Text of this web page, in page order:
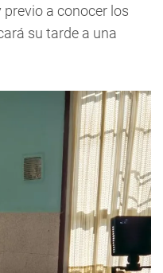
previo a conocer los
su tarde a una